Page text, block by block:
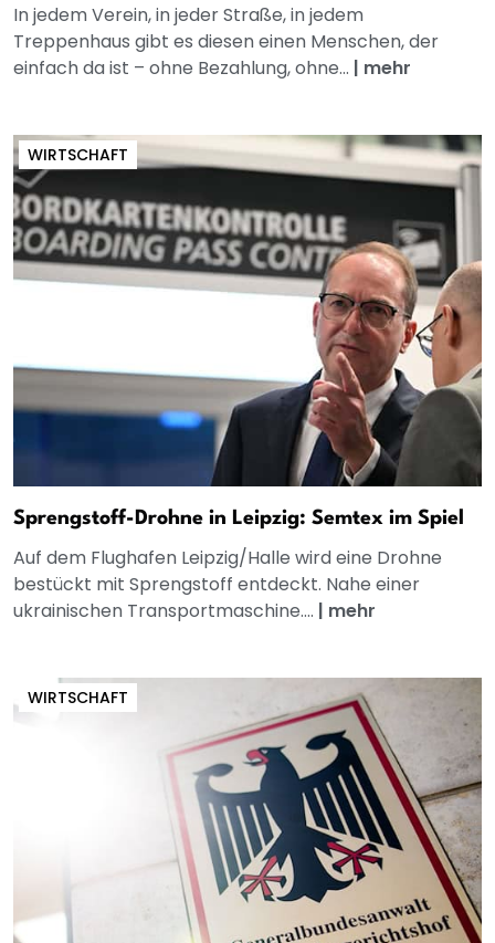
In jedem Verein, in jeder Straße, in jedem
Treppenhaus gibt es diesen einen Menschen, der
einfach da ist – ohne Bezahlung, ohne... | mehr
WIRTSCHAFT
Sprengstoff-Drohne in Leipzig: Semtex im Spiel
Auf dem Flughafen Leipzig/Halle wird eine Drohne
bestückt mit Sprengstoff entdeckt. Nahe einer
ukrainischen Transportmaschine.... | mehr
WIRTSCHAFT